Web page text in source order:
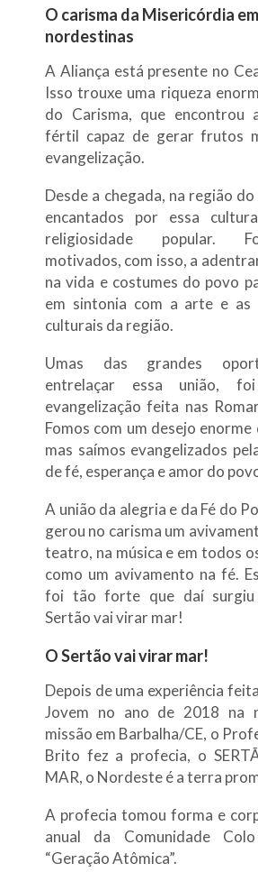
O carisma da Misericórdia
nordestinas
A Aliança está presente no
Isso trouxe uma riqueza
do Carisma, que encontrou
fértil capaz de gerar frutos
evangelização.
Desde a chegada, na região
encantados por essa
religiosidade popular.
motivados, com isso, a
na vida e costumes do povo
em sintonia com a arte e as
culturais da região.
Umas das grandes
entrelaçar essa união,
evangelização feita nas
Fomos com um desejo enorme
mas saímos evangelizados
de fé, esperança e amor do
A união da alegria e da Fé do
gerou no carisma um
teatro, na música e em todos
como um avivamento na fé.
foi tão forte que daí
Sertão vai virar mar!
O Sertão vai virar mar!
Depois de uma experiência
Jovem no ano de 2018 na
missão em Barbalha/CE, o
Brito fez a profecia, o
MAR, o Nordeste é a terra
A profecia tomou forma e
anual da Comunidade
“Geração Atômica”.